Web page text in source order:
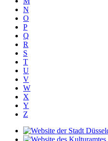
N
O
P
Q
R
S
T
U
V
W
X
Y
Z